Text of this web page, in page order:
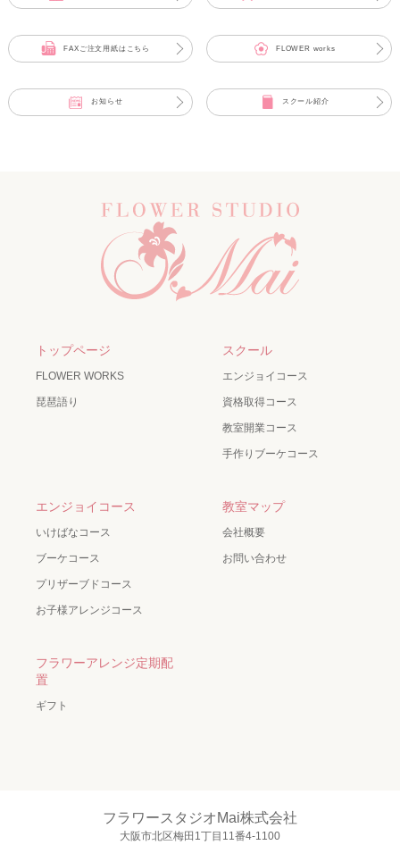
FAXご注文用紙はこちら FLOWER works
お知らせ スクール紹介
トップページ
FLOWER WORKS
琵琶語り
スクール
エンジョイコース
資格取得コース
教室開業コース
手作りブーケコース
エンジョイコース
いけばなコース
ブーケコース
プリザーブドコース
お子様アレンジコース
教室マップ
会社概要
お問い合わせ
フラワーアレンジ定期配
置
ギフト
フラワースタジオMai株式会社
大阪市北区梅田1丁目11番4-1100